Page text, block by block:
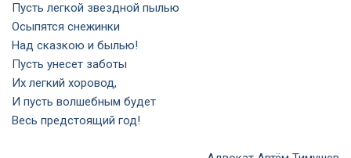
Пусть легкой звездной пылью
Осыпятся снежинки
Над сказкою и былью!
Пусть унесет заботы
Их легкий хоровод,
И пусть волшебным будет
Весь предстоящий год!